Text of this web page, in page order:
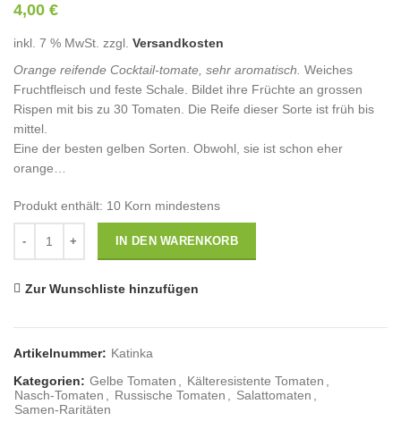
4,00 €
inkl. 7 % MwSt. zzgl. Versandkosten
Orange reifende Cocktail-tomate, sehr aromatisch. Weiches
Fruchtfleisch und feste Schale. Bildet ihre Früchte an grossen
Rispen mit bis zu 30 Tomaten. Die Reife dieser Sorte ist früh bis
mittel.
Eine der besten gelben Sorten. Obwohl, sie ist schon eher
orange…
Produkt enthält: 10 Korn mindestens
IN DEN WARENKORB
Zur Wunschliste hinzufügen
Artikelnummer: Katinka
Kategorien: Gelbe Tomaten Kälteresistente Tomaten
Nasch-Tomaten
Russische Tomaten Salattomaten
Samen-Raritäten